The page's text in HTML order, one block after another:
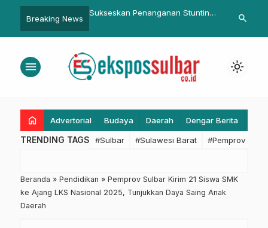
Breaking News
Sukseskan Penanganan Stunting,
DPRD Sulbar dan Biddokkes Polda
Bahas Program Pemberdayaan
BPBD Sulbar Terima Laporan
Periode Dasarian III Oktober 2025
search
menu light_mode
home Advertorial Budaya Daerah Dengar Berita
TRENDING TAGS #Sulbar #Sulawesi Barat #Pemprov
Beranda » Pendidikan » Pemprov Sulbar Kirim 21 Siswa SMK
ke Ajang LKS Nasional 2025, Tunjukkan Daya Saing Anak
Daerah